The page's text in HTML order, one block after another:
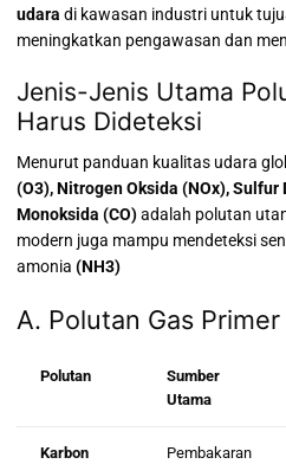
udara di kawasan industri untuk
meningkatkan pengawasan dan
Jenis-Jenis Utama
Harus Dideteksi
Menurut panduan kualitas udara
(O3), Nitrogen Oksida (NOx), Sulfur
Monoksida (CO)adalah polutan
modern juga mampu mendeteksi
amonia (NH3)
A. Polutan Gas Primer
Polutan
Sumber
Utama
Karbon
Pembakaran